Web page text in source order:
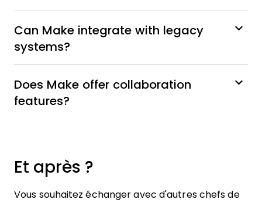
Can Make integrate with legacy
systems?
Does Make offer collaboration
features?
Et après ?
Vous souhaitez échanger avec d'autres chefs de